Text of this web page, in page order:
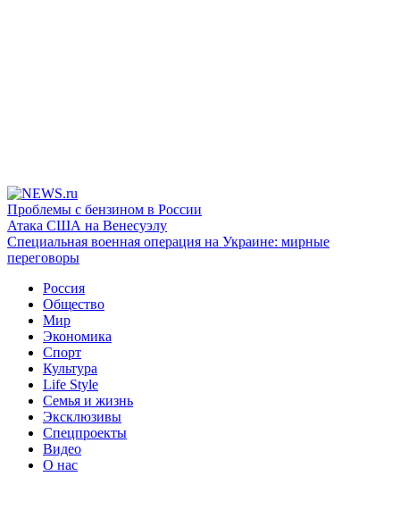
Проблемы с бензином в России
Атака США на Венесуэлу
Специальная военная операция на Украине: мирные
переговоры
Россия
Общество
Мир
Экономика
Спорт
Культура
Life Style
Семья и жизнь
Эксклюзивы
Спецпроекты
Видео
О нас